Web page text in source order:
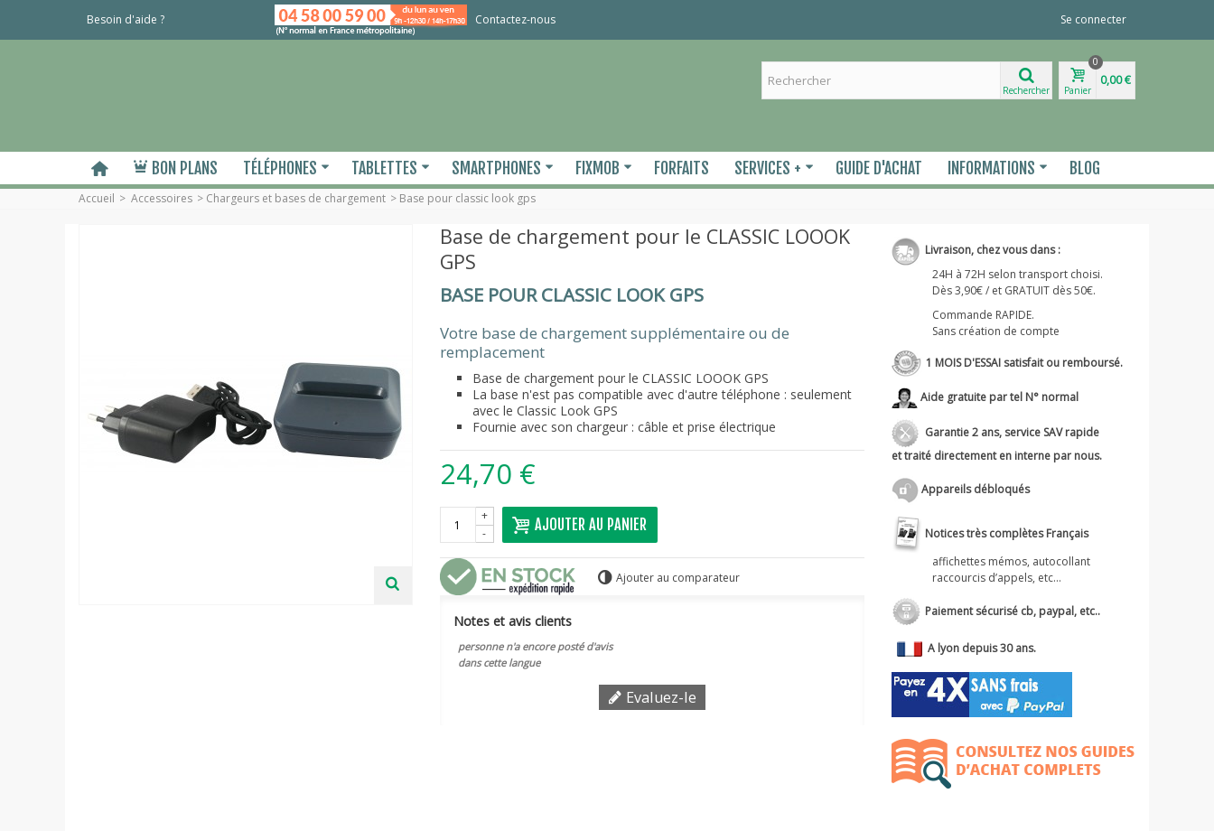
Se connecter
Besoin d'aide ? Contactez-nous
Rechercher Panier
0
0,00 €
BON PLANS TÉLÉPHONES TABLETTES SMARTPHONES FIXMOB FORFAITS SERVICES + GUIDE D'ACHAT INFORMATIONS BLOG
Accueil > Accessoires > Chargeurs et bases de chargement > Base pour classic look gps
Base de chargement pour le CLASSIC LOOOK
GPS
BASE POUR CLASSIC LOOK GPS
Votre base de chargement supplémentaire ou de
remplacement
Base de chargement pour le CLASSIC LOOOK GPS
La base n'est pas compatible avec d'autre téléphone : seulement
avec le Classic Look GPS
Fournie avec son chargeur : câble et prise électrique
24,70 €
-
+
AJOUTER AU PANIER
Ajouter au comparateur
Notes et avis clients
personne n'a encore posté d'avis
dans cette langue
Evaluez-le
Livraison, chez vous dans :
24H à 72H selon transport choisi.
Dès 3,90€ / et GRATUIT dès 50€.
Commande RAPIDE.
Sans création de compte
1 MOIS D'ESSAI satisfait ou remboursé.
Aide gratuite par tel N° normal
Garantie 2 ans, service SAV rapide
et traité directement en interne par nous.
Appareils débloqués
Notices très complètes Français
affichettes mémos, autocollant
raccourcis d’appels, etc...
Paiement sécurisé cb, paypal, etc..
A lyon depuis 30 ans.